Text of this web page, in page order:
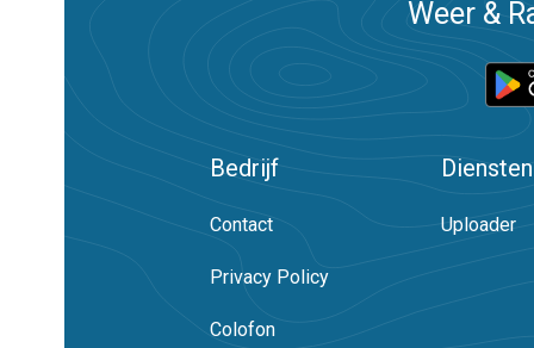
Weer &
Bedrijf
Contact
Privacy Policy
Colofon
Diensten
Uploader